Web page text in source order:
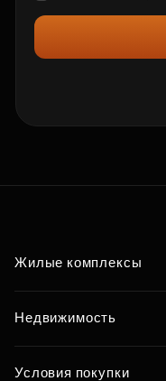
Жилые комплексы
Недвижимость
Условия покупки